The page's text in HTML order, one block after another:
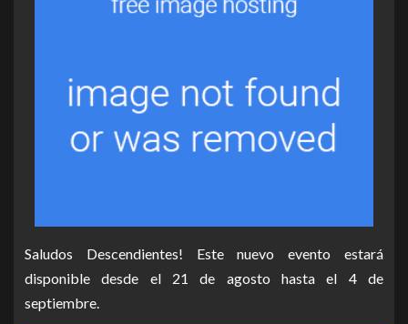
Saludos Descendientes! Este nuevo evento estará
disponible desde el 21 de agosto hasta el 4 de
septiembre.